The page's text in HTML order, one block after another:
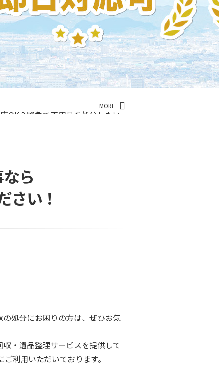
OK？緊急で不用品を処分したい
MORE
ら
さい！
処分にお困りの方は、ぜひお気
・遺品整理サービスを提供して
利用いただいております。